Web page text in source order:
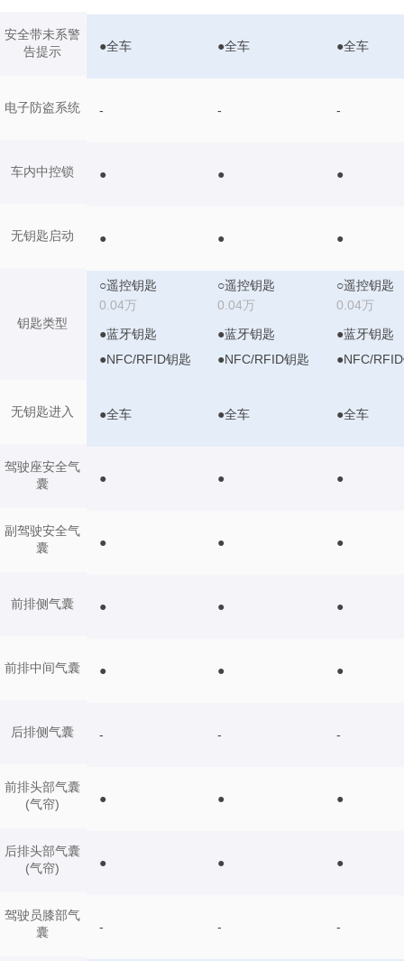
安全带未系警
告提示
电子防盗系统
车内中控锁
无钥匙启动
钥匙类型
无钥匙进入
驾驶座安全气
囊
副驾驶安全气
囊
前排侧气囊
前排中间气囊
后排侧气囊
前排头部气囊
(气帘)
后排头部气囊
(气帘)
驾驶员膝部气
囊
●全车 ●全车 ●全车
- - -
● ● ●
● ● ●
○遥控钥匙
0.04万
●蓝牙钥匙
●NFC/RFID钥匙
○遥控钥匙
0.04万
●蓝牙钥匙
●NFC/RFID钥匙
○遥控钥匙
0.04万
●蓝牙钥匙
●NFC/
●全车 ●全车 ●全车
● ● ●
● ● ●
● ● ●
● ● ●
- - -
● ● ●
● ● ●
- - -